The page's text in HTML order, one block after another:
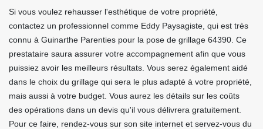
Si vous voulez rehausser l'esthétique de votre propriété,
contactez un professionnel comme Eddy Paysagiste, qui est très
connu à Guinarthe Parenties pour la pose de grillage 64390. Ce
prestataire saura assurer votre accompagnement afin que vous
puissiez avoir les meilleurs résultats. Vous serez également aidé
dans le choix du grillage qui sera le plus adapté à votre propriété,
mais aussi à votre budget. Vous aurez les détails sur les coûts
des opérations dans un devis qu'il vous délivrera gratuitement.
Pour ce faire, rendez-vous sur son site internet et servez-vous du